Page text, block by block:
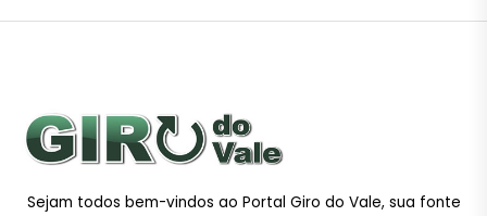
Sejam todos bem-vindos ao Portal Giro do Vale, sua fonte